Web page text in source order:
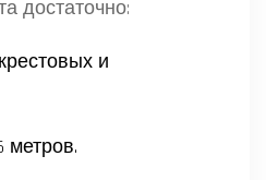
достаточно:
и
метров.